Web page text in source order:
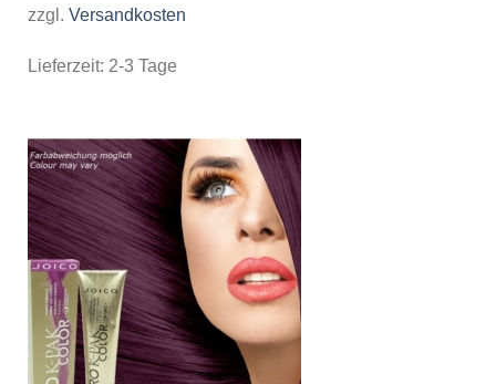
zzgl. Versandkosten
Lieferzeit: 2-3 Tage